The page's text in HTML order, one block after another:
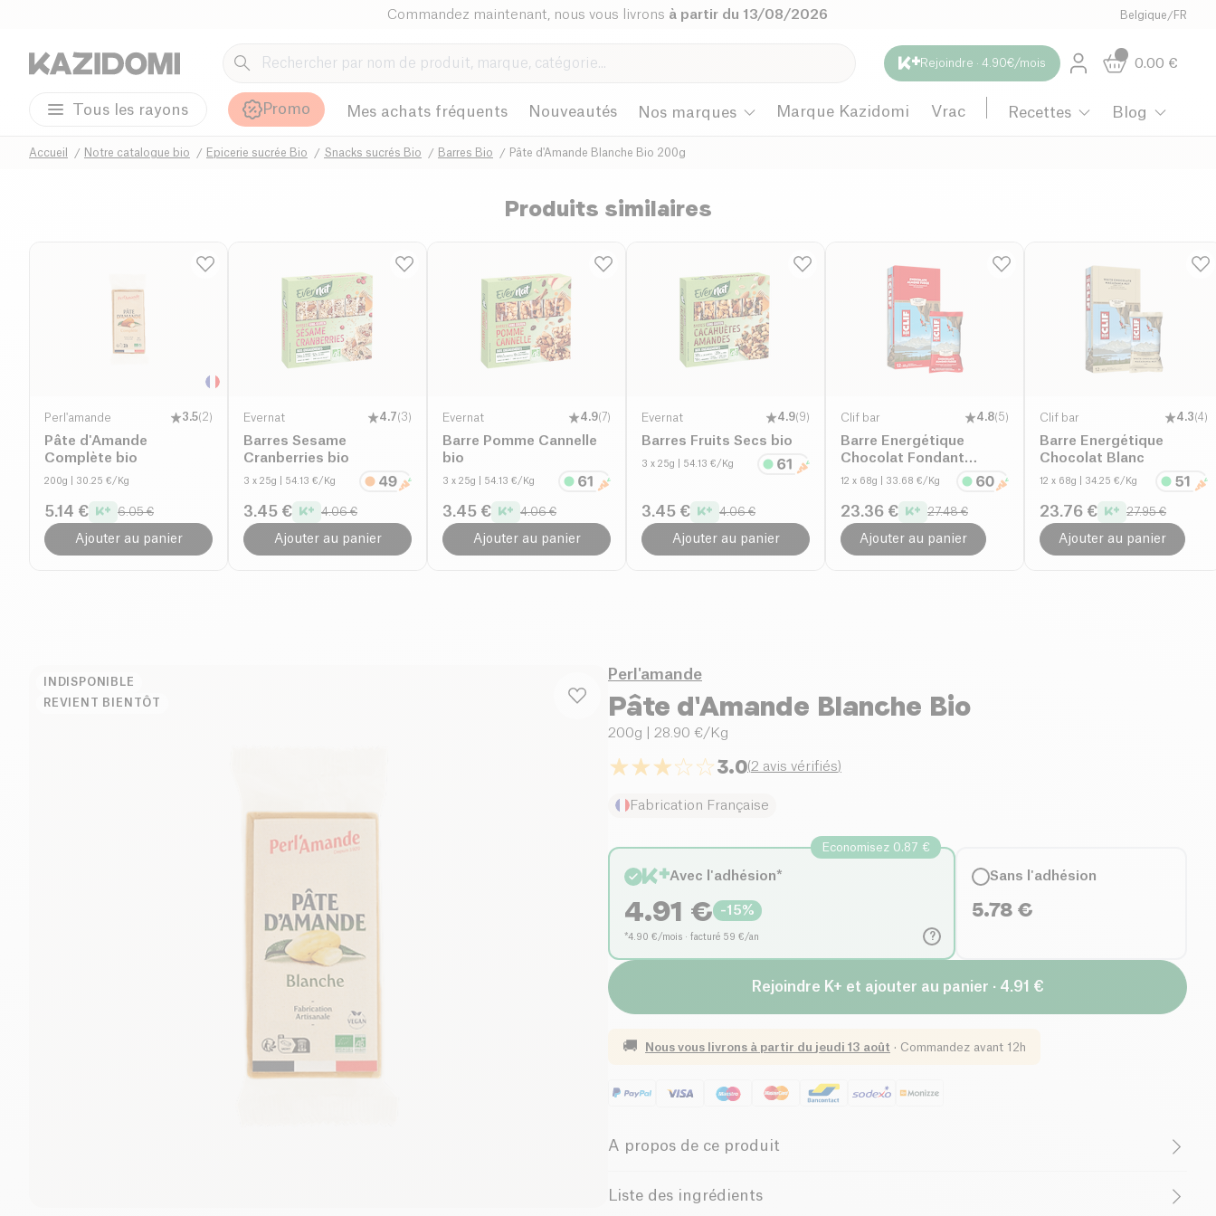
Commandez maintenant, nous vous livrons à partir du 13/08/2026 Belgique /FR
Rejoindre · 4.90€/mois 0.00 €
Tous les rayons Promo Mes achats fréquents Nouveautés Nos marques Marque Kazidomi Vrac Recettes Blog
Accueil Notre catalogue bio Epicerie sucrée Bio Snacks sucrés Bio Barres Bio Pâte d'Amande Blanche Bio 200g
Produits similaires
Perl'amande 3.5(2)
Pâte d'Amande
Complète bio
200g | 30.25 €/Kg
5.14 € 6.05 €
Ajouter au panier
Evernat 4.7(3)
Barres Sesame
Cranberries bio
3 x 25g | 54.13 €/Kg
3.45 € 4.06 €
Ajouter au panier
Evernat 4.9( 7)
Barre Pomme Cannelle
bio
3 x 25g | 54.13 €/Kg
3.45 € 4.06 €
Ajouter au panier
Evernat 4.9(9)
Barres Fruits Secs bio
3 x 25g | 54.13 €/Kg
3.45 € 4.06 €
Ajouter au panier
Clif bar 4.8(5)
Barre Energétique
Chocolat Fondant
Amandes
12 x 68g | 33.68 €/Kg
23.36 € 27.48 €
Ajouter au panier
Clif bar 4.3(4)
Barre Energétique
Chocolat Blanc
12 x 68g | 34.25 €/Kg
23.76 € 27.95 €
Ajouter au panier
INDISPONIBLE
REVIENT BIENTÔT
Perl'amande
Pâte d'Amande Blanche Bio
200g | 28.90 €/Kg
3.0(2 avis vérifiés)
Fabrication Française
?
Economisez 0.87 €
Avec l'adhésion*
4.91 € -15%
*4.90 €/mois · facturé 59 €/an
Sans l'adhésion
5.78 €
Rejoindre K+ et ajouter au panier · 4.91 €
🚚 Nous vous livrons à partir du jeudi 13 août · Commandez avant 12h
A propos de ce produit
Vegan Sans gluten (ingrédients)
Liste des ingrédients